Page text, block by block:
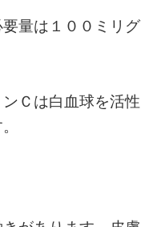
量は１００ミリグ
Ｃは白血球を活性